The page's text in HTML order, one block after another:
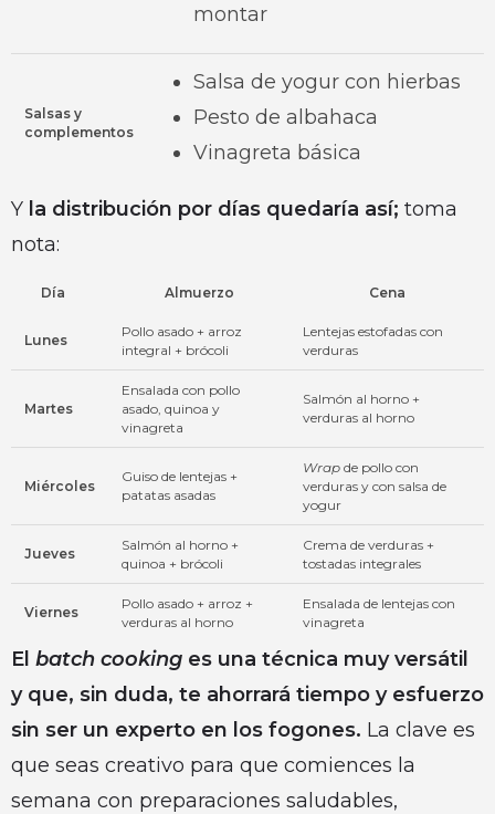
montar
Salsas y
complementos
Salsa de yogur con hierbas
Pesto de albahaca
Vinagreta básica
Y la distribución por días quedaría así; toma
nota:
Día Almuerzo Cena
Lunes
Pollo asado + arroz
integral + brócoli
Lentejas estofadas con
verduras
Martes
Ensalada con pollo
asado, quinoa y
vinagreta
Salmón al horno +
verduras al horno
Miércoles
Guiso de lentejas +
patatas asadas
Wrap de pollo con
verduras y con salsa de
yogur
Jueves
Salmón al horno +
quinoa + brócoli
Crema de verduras +
tostadas integrales
Viernes
Pollo asado + arroz +
verduras al horno
Ensalada de lentejas con
vinagreta
El batch cooking es una técnica muy versátil
y que, sin duda, te ahorrará tiempo y esfuerzo
sin ser un experto en los fogones. La clave es
que seas creativo para que comiences la
semana con preparaciones saludables,